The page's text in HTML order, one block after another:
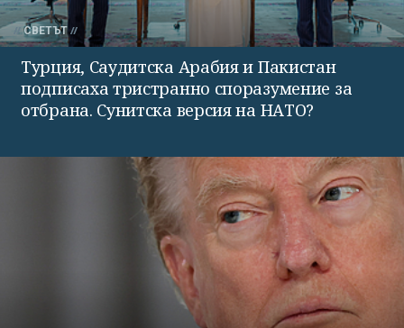
СВЕТЪТ
Турция, Саудитска Арабия и Пакистан
подписаха тристранно споразумение за
отбрана. Сунитска версия на НАТО?